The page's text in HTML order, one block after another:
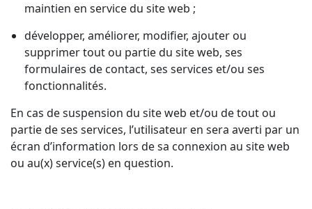
maintien en service du site web ;
développer, améliorer, modifier, ajouter ou
supprimer tout ou partie du site web, ses
formulaires de contact, ses services et/ou ses
fonctionnalités.
En cas de suspension du site web et/ou de tout ou
partie de ses services, l’utilisateur en sera averti par un
écran d’information lors de sa connexion au site web
ou au(x) service(s) en question.